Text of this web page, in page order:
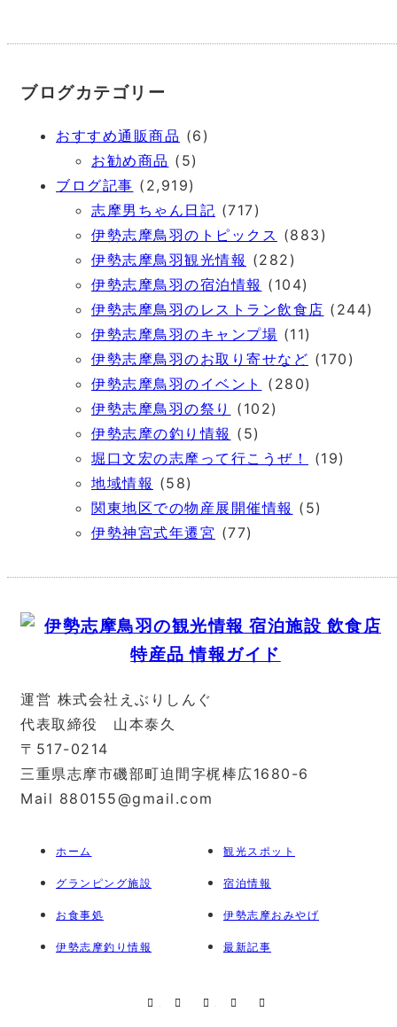
ブログカテゴリー
おすすめ通販商品 (6)
お勧め商品 (5)
ブログ記事 (2,919)
志摩男ちゃん日記 (717)
伊勢志摩鳥羽のトピックス (883)
伊勢志摩鳥羽観光情報 (282)
伊勢志摩鳥羽の宿泊情報 (104)
伊勢志摩鳥羽のレストラン飲食店 (244)
伊勢志摩鳥羽のキャンプ場 (11)
伊勢志摩鳥羽のお取り寄せなど (170)
伊勢志摩鳥羽のイベント
(280)
伊勢志摩鳥羽の祭り
(102)
伊勢志摩の釣り情報 (5)
堀口文宏の志摩って行こうぜ！
(19)
地域情報 (58)
関東地区での物産展開催情報 (5)
伊勢神宮式年遷宮 (77)
運営 株式会社えぶりしんぐ
代表取締役 山本泰久
〒517-0214
三重県志摩市磯部町迫間字梶棒広1680-6
Mail 880155@gmail.com
ホーム 観光スポット
グランピング施設 宿泊情報
お食事処 伊勢志摩おみやげ
伊勢志摩釣り情報 最新記事
Facebook
Instagram
Pinterest
RSS